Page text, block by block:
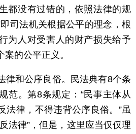
都没有过错的，依照法律的规
司法机关根据公平的理念，根
为人对受害人的财产损失给予
的公平正义。
和公序良俗。民法典有8个条
范。第8条规定：“民事主体从
法律，不得违背公序良俗。”虽
法律”，但是，这里应当仅仅理